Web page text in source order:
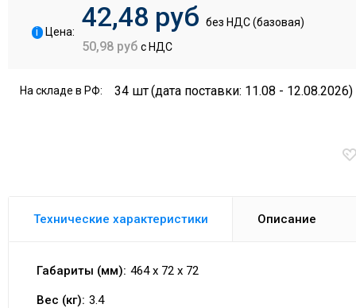
i Цена: 42,48 руб без НДС (базовая)
50,98 руб с НДС
На складе в РФ: 34 шт(дата поставки: 11.08 - 12.08.2026)
Технические характеристики Описание
Габариты (мм): 464 x 72 x 72
Вес (кг): 3.4